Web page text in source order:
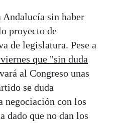
sin haber
proyecto de
de legislatura. Pese a
que "sin duda
al Congreso unas
se duda
negociación con los
dado que no dan los